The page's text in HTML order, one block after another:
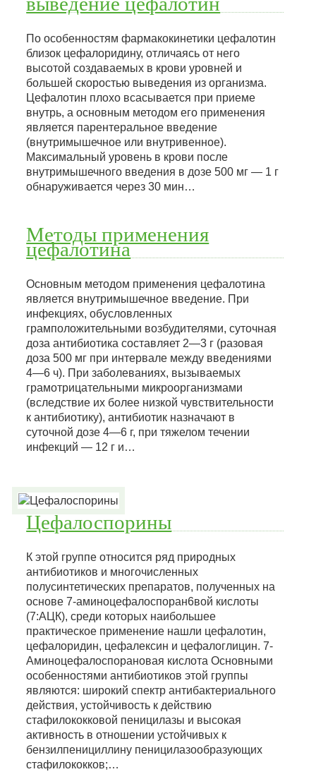
По особенностям фармакокинетики цефалотин
близок цефалоридину, отличаясь от него
высотой создаваемых в крови уровней и
большей скоростью выведения из организма.
Цефалотин плохо всасывается при приеме
внутрь, а основным методом его применения
является парентеральное введение
(внутримышечное или внутривенное).
Максимальный уровень в крови после
внутримышечного введения в дозе 500 мг — 1 г
обнаруживается через 30 мин…
Методы применения
цефалотина
Основным методом применения цефалотина
является внутримышечное введение. При
инфекциях, обусловленных
грамположительными возбудителями, суточная
доза антибиотика составляет 2—3 г (разовая
доза 500 мг при интервале между введениями
4—6 ч). При заболеваниях, вызываемых
грамотрицательными микроорганизмами
(вследствие их более низкой чувствительности
к антибиотику), антибиотик назначают в
суточной дозе 4—6 г, при тяжелом течении
инфекций — 12 г и…
Цефалоспорины
К этой группе относится ряд природных
антибиотиков и многочисленных
полусинтетических препаратов, полученных на
основе 7-аминоцефалоспоран6вой кислоты
(7:АЦК), среди которых наибольшее
практическое применение нашли цефалотин,
цефалоридин, цефалексин и цефалоглицин. 7-
Аминоцефалоспорановая кислота Основными
особенностями антибиотиков этой группы
являются: широкий спектр антибактериального
действия, устойчивость к действию
стафилококковой пеницилазы и высокая
активность в отношении устойчивых к
бензилпенициллину пеницилазообразующих
стафилококков;…